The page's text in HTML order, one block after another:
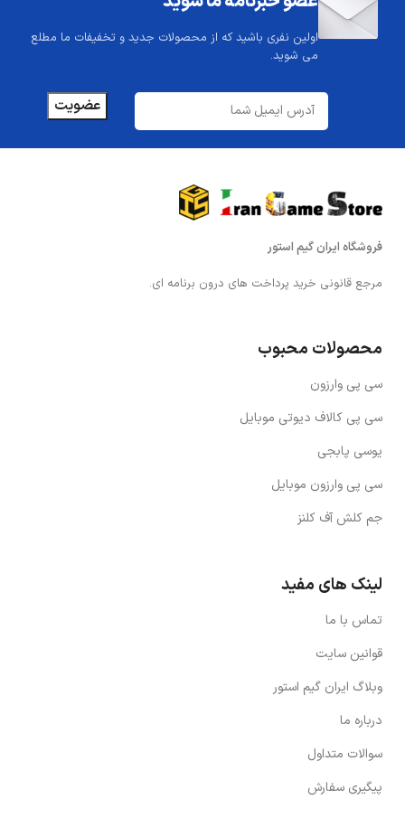
اولین نفری باشید که از محصولات جدید و تخفیفات ما مطلع
می شوید.
فروشگاه ایران گیم استور
مرجع قانونی خرید پرداخت های درون برنامه ای.
محصولات محبوب
سی پی وارزون
سی پی کالاف دیوتی موبایل
یوسی پابجی
سی پی وارزون موبایل
جم کلش آف کلنز
لینک های مفید
تماس با ما
قوانین سایت
وبلاگ ایران گیم استور
درباره ما
سوالات متداول
پیگیری سفارش